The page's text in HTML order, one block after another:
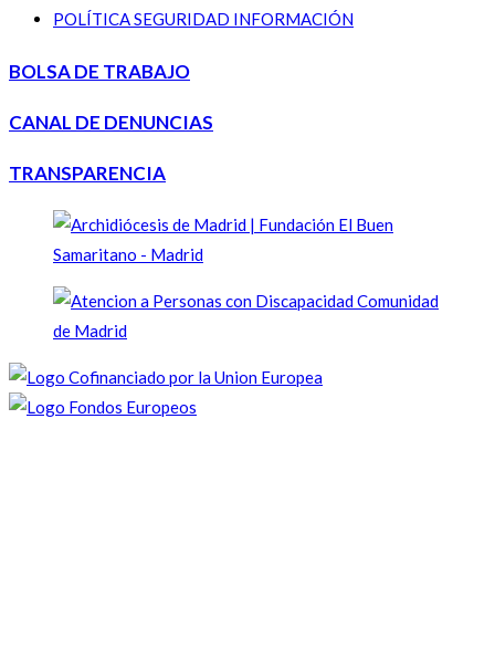
POLÍTICA SEGURIDAD INFORMACIÓN
BOLSA DE TRABAJO
CANAL DE DENUNCIAS
TRANSPARENCIA